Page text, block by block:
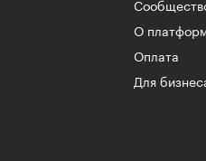
О
Оплата
Для